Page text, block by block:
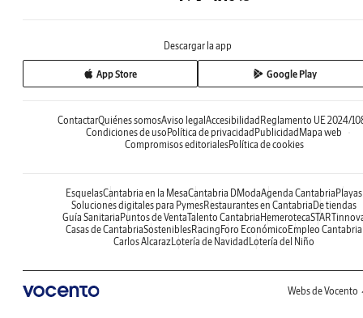
Descargar la app
App Store Google Play
ContactarQuiénes somosAviso legal Accesibilidad Reglamento UE 2024/
Condiciones de uso Política de privacidad Publicidad Mapa web
Compromisos editorialesPolítica de cookies
EsquelasCantabria en la MesaCantabria DModaAgenda Cantabria Playas
Soluciones digitales para PymesRestaurantes en Cantabria De tiendas
Guía Sanitaria Puntos de VentaTalento Cantabria Hemeroteca
Casas de CantabriaSosteniblesRacing Foro Económico Empleo Cantabria
Carlos AlcarazLotería de Navidad Lotería del Niño
Webs de Vocento